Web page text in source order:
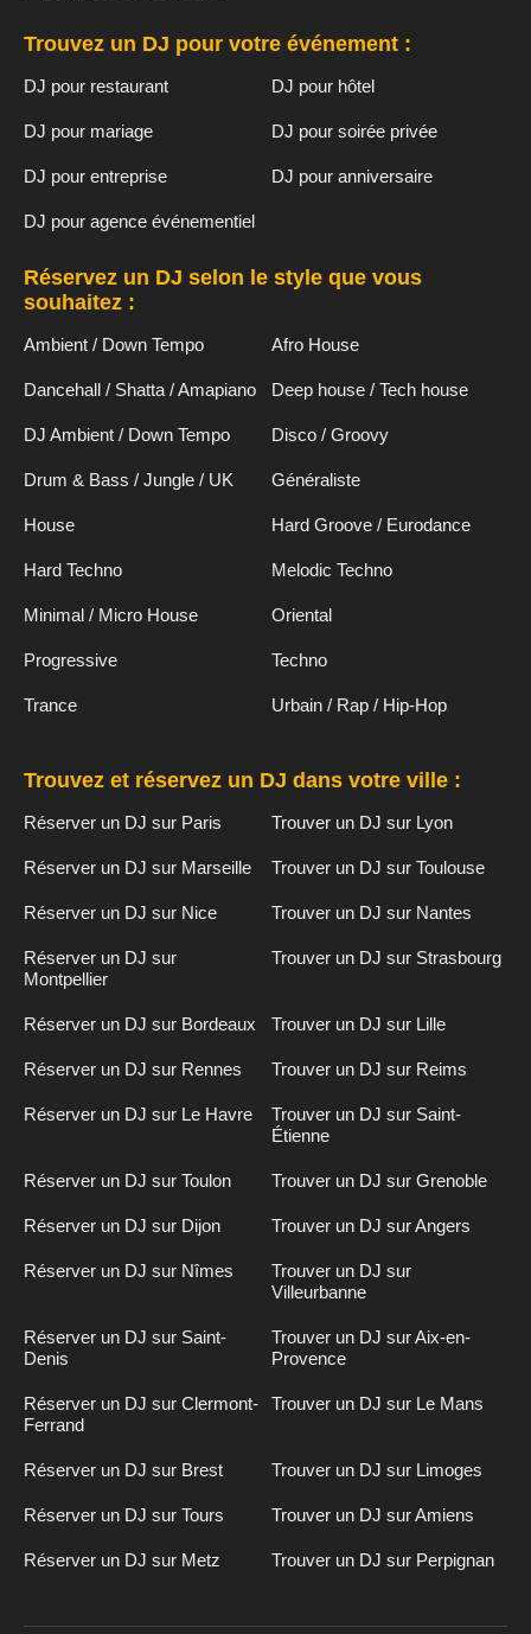
Trouvez un DJ pour votre événement :
DJ pour restaurant DJ pour hôtel
DJ pour mariage DJ pour soirée privée
DJ pour entreprise DJ pour anniversaire
DJ pour agence événementiel
Réservez un DJ selon le style que vous
souhaitez :
Ambient / Down Tempo Afro House
Dancehall / Shatta / Amapiano Deep house / Tech house
DJ Ambient / Down Tempo Disco / Groovy
Drum & Bass / Jungle / UK Généraliste
House Hard Groove / Eurodance
Hard Techno Melodic Techno
Minimal / Micro House Oriental
Progressive Techno
Trance Urbain / Rap / Hip-Hop
Trouvez et réservez un DJ dans votre ville :
Réserver un DJ sur Paris Trouver un DJ sur Lyon
Réserver un DJ sur Marseille Trouver un DJ sur Toulouse
Réserver un DJ sur Nice Trouver un DJ sur Nantes
Réserver un DJ sur
Montpellier
Trouver un DJ sur Strasbourg
Réserver un DJ sur Bordeaux Trouver un DJ sur Lille
Réserver un DJ sur Rennes Trouver un DJ sur Reims
Réserver un DJ sur Le Havre
Trouver un DJ sur Saint-
Étienne
Réserver un DJ sur Toulon Trouver un DJ sur Grenoble
Réserver un DJ sur Dijon Trouver un DJ sur Angers
Réserver un DJ sur Nîmes
Trouver un DJ sur
Villeurbanne
Réserver un DJ sur Saint-
Denis
Trouver un DJ sur Aix-en-
Provence
Réserver un DJ sur Clermont-
Ferrand
Trouver un DJ sur Le Mans
Réserver un DJ sur Brest Trouver un DJ sur Limoges
Réserver un DJ sur Tours Trouver un DJ sur Amiens
Réserver un DJ sur Metz Trouver un DJ sur Perpignan